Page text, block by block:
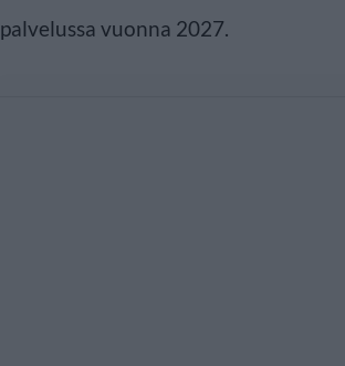
palvelussa vuonna 2027.